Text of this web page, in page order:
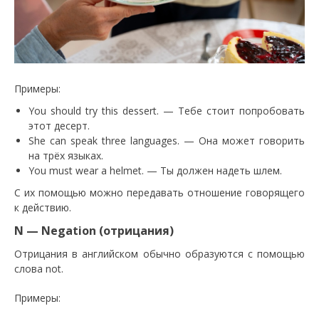
Примеры:
You should try this dessert. — Тебе стоит попробовать
этот десерт.
She can speak three languages. — Она может говорить
на трёх языках.
You must wear a helmet. — Ты должен надеть шлем.
С их помощью можно передавать отношение говорящего
к действию.
N — Negation (отрицания)
Отрицания в английском обычно образуются с помощью
слова not.
Примеры: